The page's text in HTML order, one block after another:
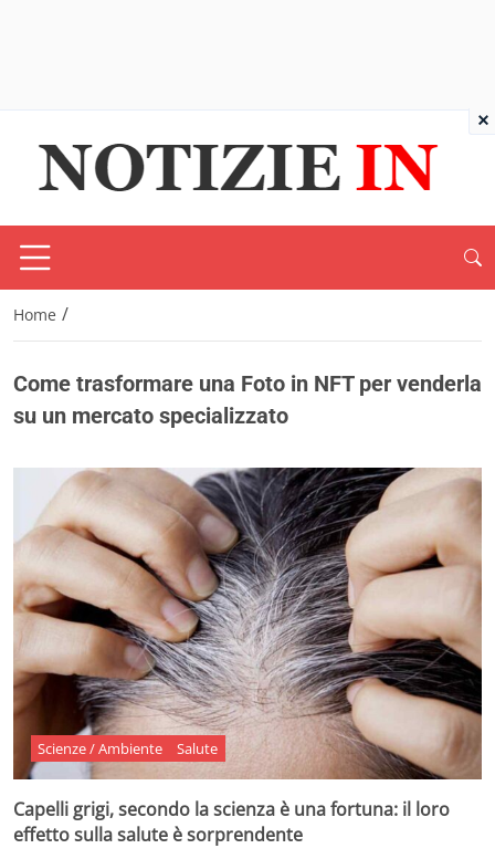
Home /
Come trasformare una Foto in NFT per venderla
su un mercato specializzato
Scienze / Ambiente Salute
Capelli grigi, secondo la scienza è una fortuna: il loro
effetto sulla salute è sorprendente
×